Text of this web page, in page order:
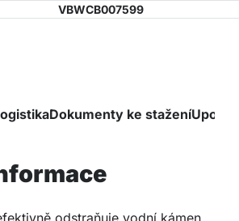
VBWCB007599
Dokumenty ke stažení